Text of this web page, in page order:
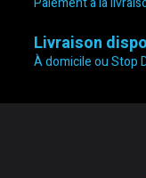
Livraison
À domicile ou Stop